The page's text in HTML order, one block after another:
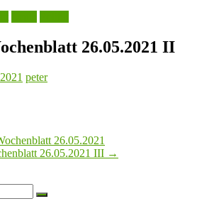
26.05.2021 II
peter
26.05.2021
26.05.2021 III →